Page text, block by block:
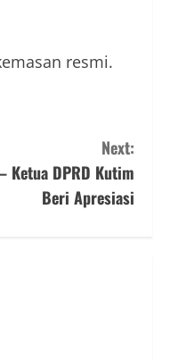
resmi.
Next:
Ketua DPRD Kutim
Beri Apresiasi